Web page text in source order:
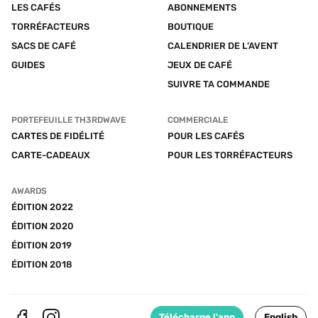
LES CAFÉS
TORRÉFACTEURS
SACS DE CAFÉ
GUIDES
ABONNEMENTS
BOUTIQUE
CALENDRIER DE L’AVENT
JEUX DE CAFÉ
SUIVRE TA COMMANDE
PORTEFEUILLE TH3RDWAVE
CARTES DE FIDÉLITÉ
CARTE-CADEAUX
COMMERCIALE
POUR LES CAFÉS
POUR LES TORRÉFACTEURS
AWARDS
ÉDITION 2022
ÉDITION 2020
ÉDITION 2019
ÉDITION 2018